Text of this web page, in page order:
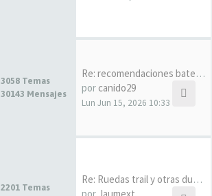
3058 Temas
30143 Mensajes
Re: recomendaciones baterias …
por canido29
Lun Jun 15, 2026 10:33
2201 Temas
Re: Ruedas trail y otras dudas